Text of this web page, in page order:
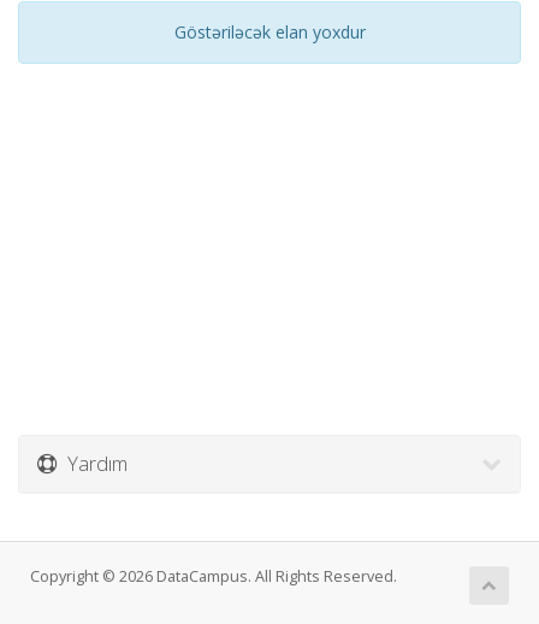
Göstəriləcək elan yoxdur
Yardım
Copyright © 2026 DataCampus. All Rights Reserved.